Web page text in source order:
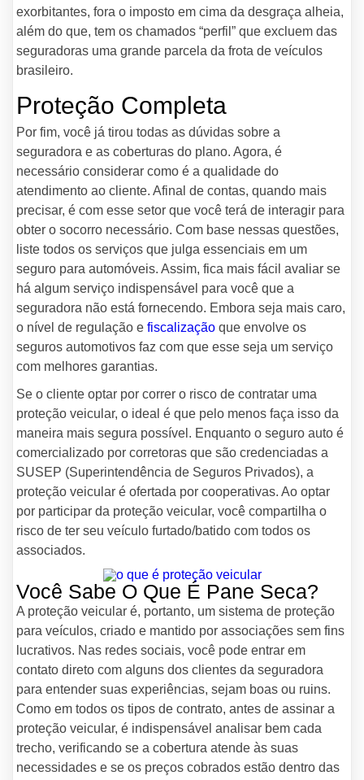
exorbitantes, fora o imposto em cima da desgraça alheia,
além do que, tem os chamados “perfil” que excluem das
seguradoras uma grande parcela da frota de veículos
brasileiro.
Proteção Completa
Por fim, você já tirou todas as dúvidas sobre a
seguradora e as coberturas do plano. Agora, é
necessário considerar como é a qualidade do
atendimento ao cliente. Afinal de contas, quando mais
precisar, é com esse setor que você terá de interagir para
obter o socorro necessário. Com base nessas questões,
liste todos os serviços que julga essenciais em um
seguro para automóveis. Assim, fica mais fácil avaliar se
há algum serviço indispensável para você que a
seguradora não está fornecendo. Embora seja mais caro,
o nível de regulação e fiscalização que envolve os
seguros automotivos faz com que esse seja um serviço
com melhores garantias.
Se o cliente optar por correr o risco de contratar uma
proteção veicular, o ideal é que pelo menos faça isso da
maneira mais segura possível. Enquanto o seguro auto é
comercializado por corretoras que são credenciadas a
SUSEP (Superintendência de Seguros Privados), a
proteção veicular é ofertada por cooperativas. Ao optar
por participar da proteção veicular, você compartilha o
risco de ter seu veículo furtado/batido com todos os
associados.
Você Sabe O Que É Pane Seca?
A proteção veicular é, portanto, um sistema de proteção
para veículos, criado e mantido por associações sem fins
lucrativos. Nas redes sociais, você pode entrar em
contato direto com alguns dos clientes da seguradora
para entender suas experiências, sejam boas ou ruins.
Como em todos os tipos de contrato, antes de assinar a
proteção veicular, é indispensável analisar bem cada
trecho, verificando se a cobertura atende às suas
necessidades e se os preços cobrados estão dentro das